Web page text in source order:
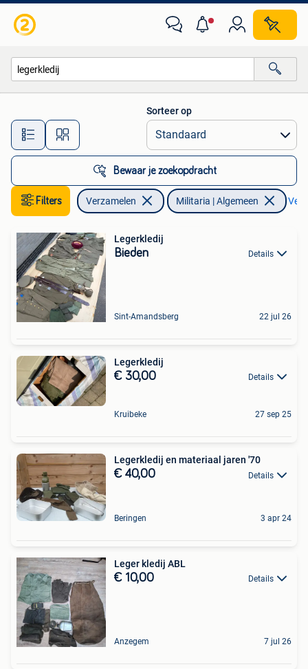
Alle afstanden…
Sorteer op
Bewaar je zoekopdracht
Filters Verzamelen Militaria | Algemeen
Legerkledij
Bieden Details
Sint-Amandsberg 22 jul 26
Legerkledij
€ 30,00 Details
Kruibeke 27 sep 25
Legerkledij en materiaal jaren '70
€ 40,00 Details
Beringen 3 apr 24
Leger kledij ABL
€ 10,00 Details
Anzegem 7 jul 26